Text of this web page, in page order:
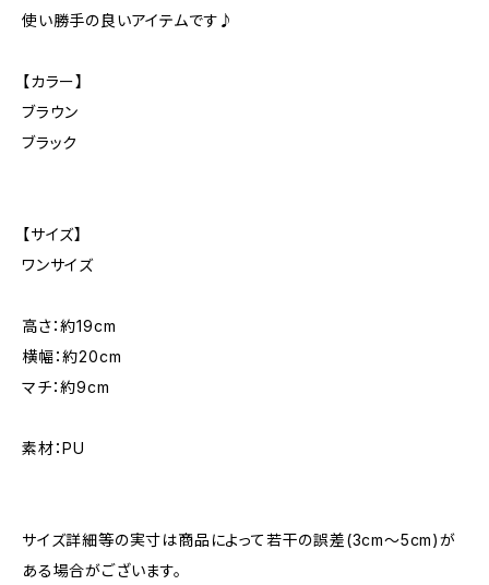
使い勝手の良いアイテムです♪
【カラー】
ブラウン
ブラック
【サイズ】
ワンサイズ
高さ：約19cm
横幅：約20cm
マチ：約9cm
素材：PU
サイズ詳細等の実寸は商品によって若干の誤差(3cm〜5cm)が
ある場合がございます。